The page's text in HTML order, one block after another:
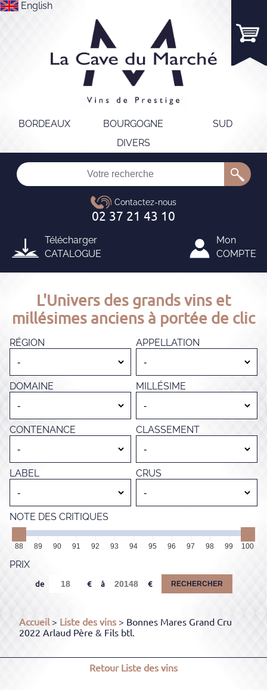
English
BORDEAUX BOURGOGNE
SUD
DIVERS
Télécharger
CATALOGUE
Mon
COMPTE
L'Univers des grands vins et
millésimes anciens à portée de clic
RÉGION APPELLATION
DOMAINE MILLÉSIME
CONTENANCE CLASSEMENT
LABEL CRUS
NOTE DES CRITIQUES
88 89 90 91 92 93 94 95 96 97 98 99 100
PRIX
de à RECHERCHER
Accueil> Liste des vins > Bonnes Mares Grand Cru
2022 Arlaud Père & Fils btl.
RetourListe des vins